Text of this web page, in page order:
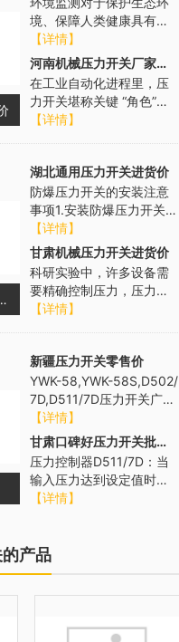
境、保障人类健康具有重
要意义。压力开关在环境
监测设备中有着广泛的应
用。在大气监...
【详情】
河南机械压力开关厂家报价
在工业自动化进程里，压
力开关堪称关键 “角色”。
它凭借高灵敏度的传感元
【详情】
关进货价
湖北通用压力开关进货价
防爆压力开关的安装注意
事项1.安装防爆压力开关之
前，用户务必先仔细阅读
使用说明书，尤其是对说
明书中着...
【详情】
甘肃机械压力开关进货价
科研实验中，许多设备需
要精确控制压力，压力开
关是实现这一目标的重要
【详情】
新疆压力开关零售价
YWK-58,YWK-58S,D502/
7D,D511/7D压力开关广泛
应用制冷系统的高、低压
力保护...
【详情】
甘肃口碑好压力开关批发价
压力控制器D511/7D：当
输入压力达到设定值时，
通过输出触头的通断作用
【详情】
产品